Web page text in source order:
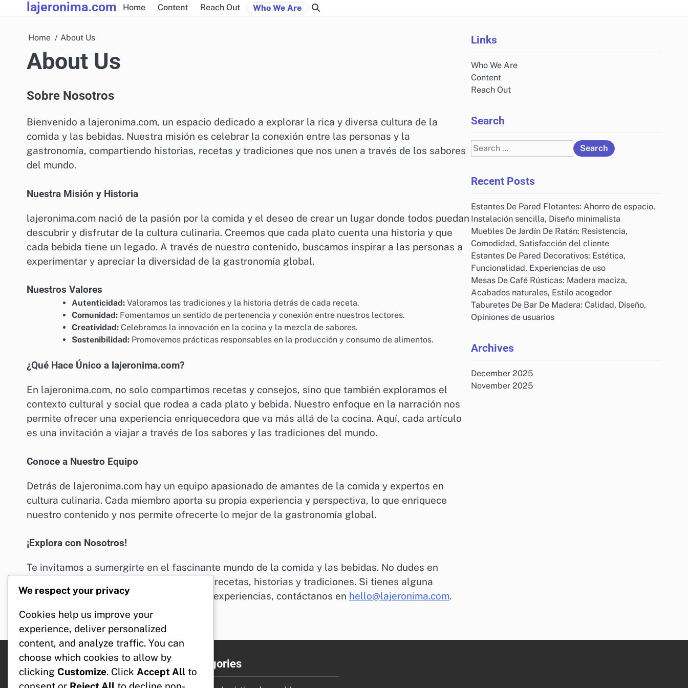
to
lajeronima.com Home Content Reach Out Who We Are
Home About Us
About Us
Sobre Nosotros
Bienvenido a lajeronima.com, un espacio dedicado a explorar la rica y diversa cultura de la
comida y las bebidas. Nuestra misión es celebrar la conexión entre las personas y la
gastronomía, compartiendo historias, recetas y tradiciones que nos unen a través de los sabores
del mundo.
Nuestra Misión y Historia
lajeronima.com nació de la pasión por la comida y el deseo de crear un lugar donde todos puedan
descubrir y disfrutar de la cultura culinaria. Creemos que cada plato cuenta una historia y que
cada bebida tiene un legado. A través de nuestro contenido, buscamos inspirar a las personas a
experimentar y apreciar la diversidad de la gastronomía global.
Nuestros Valores
Autenticidad: Valoramos las tradiciones y la historia detrás de cada receta.
Comunidad: Fomentamos un sentido de pertenencia y conexión entre nuestros lectores.
Creatividad: Celebramos la innovación en la cocina y la mezcla de sabores.
Sostenibilidad: Promovemos prácticas responsables en la producción y consumo de alimentos.
¿Qué Hace Único a lajeronima.com?
En lajeronima.com, no solo compartimos recetas y consejos, sino que también exploramos el
contexto cultural y social que rodea a cada plato y bebida. Nuestro enfoque en la narración nos
permite ofrecer una experiencia enriquecedora que va más allá de la cocina. Aquí, cada artículo
es una invitación a viajar a través de los sabores y las tradiciones del mundo.
Conoce a Nuestro Equipo
Detrás de lajeronima.com hay un equipo apasionado de amantes de la comida y expertos en
cultura culinaria. Cada miembro aporta su propia experiencia y perspectiva, lo que enriquece
nuestro contenido y nos permite ofrecerte lo mejor de la gastronomía global.
¡Explora con Nosotros!
Te invitamos a sumergirte en el fascinante mundo de la comida y las bebidas. No dudes en
explorar nuestro sitio y descubrir nuevas recetas, historias y tradiciones. Si tienes alguna
pregunta o deseas compartir tus propias experiencias, contáctanos en hello@lajeronima.com.
¡Estamos aquí para ti!
Links
Who We Are
Content
Reach Out
Search
Search
for:
Recent Posts
Estantes De Pared Flotantes: Ahorro de espacio,
Instalación sencilla, Diseño minimalista
Muebles De Jardín De Ratán: Resistencia,
Comodidad, Satisfacción del cliente
Estantes De Pared Decorativos: Estética,
Funcionalidad, Experiencias de uso
Mesas De Café Rústicas: Madera maciza,
Acabados naturales, Estilo acogedor
Taburetes De Bar De Madera: Calidad, Diseño,
Opiniones de usuarios
Archives
December 2025
November 2025
Legal Categories
We respect your privacy
Cookies help us improve your
experience, deliver personalized
content, and analyze traffic. You can
choose which cookies to allow by
clicking Customize. Click Accept All to